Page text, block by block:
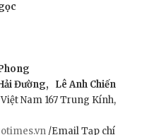
Đường,
Lê Anh Chiến
Nam 167 Trung Kính,
/Email Tạp chí